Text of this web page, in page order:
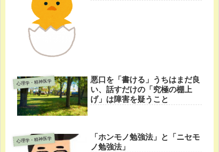
心理学・精神医学
悪口を「書ける」うちはまだ良
い、話すだけの「究極の棚上
げ」は障害を疑うこと
心理学・精神医学
「ホンモノ勉強法」と「ニセモ
ノ勉強法」